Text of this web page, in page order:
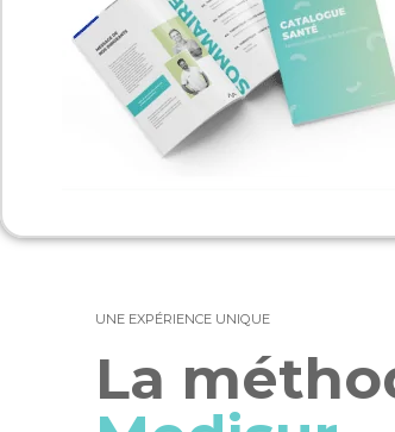
UNE EXPÉRIENCE UNIQUE
La